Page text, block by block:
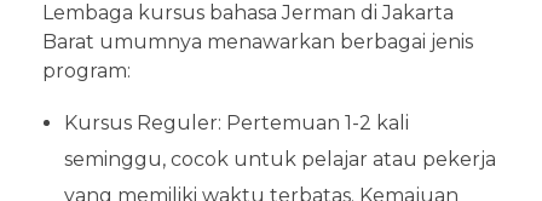
Lembaga kursus bahasa Jerman di Jakarta
Barat umumnya menawarkan berbagai jenis
program:
Kursus Reguler: Pertemuan 1-2 kali
seminggu, cocok untuk pelajar atau pekerja
yang memiliki waktu terbatas. Kemajuan